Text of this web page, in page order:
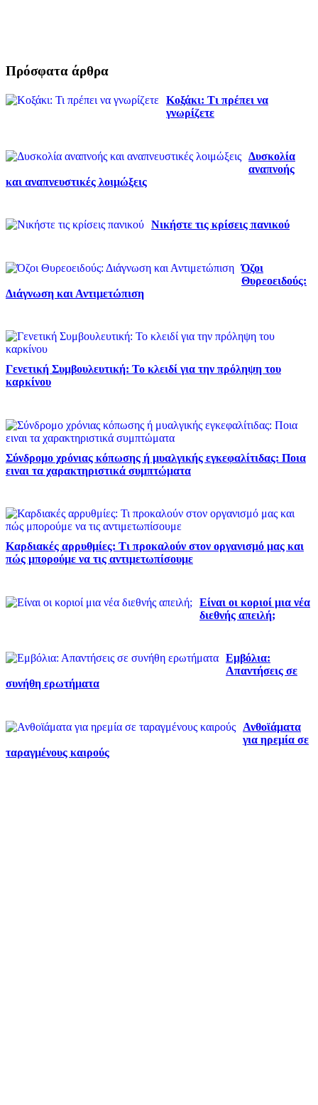
Πρόσφατα άρθρα
Κοξάκι: Τι πρέπει να
γνωρίζετε
Δυσκολία
αναπνοής
και αναπνευστικές λοιμώξεις
Νικήστε τις κρίσεις πανικού
Όζοι
Θυρεοειδούς:
Διάγνωση και Αντιμετώπιση
Γενετική Συμβουλευτική: Το κλειδί για την πρόληψη του
καρκίνου
Σύνδρομο χρόνιας κόπωσης ή μυαλγικής εγκεφαλίτιδας: Ποια
ειναι τα χαρακτηριστικά συμπτώματα
Καρδιακές αρρυθμίες: Τι προκαλούν στον οργανισμό μας και
πώς μπορούμε να τις αντιμετωπίσουμε
Είναι οι κοριοί μια νέα
διεθνής απειλή;
Εμβόλια:
Απαντήσεις σε
συνήθη ερωτήματα
Ανθοϊάματα
για ηρεμία σε
ταραγμένους καιρούς